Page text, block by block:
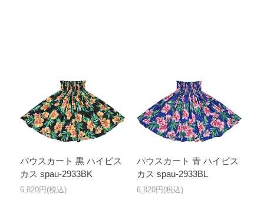
パウスカート 黒 ハイビス
カス spau-2933BK
6,820円(税込)
パウスカート 青 ハイビス
カス spau-2933BL
6,820円(税込)